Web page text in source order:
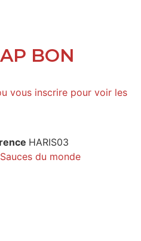
BON
vous inscrire pour voir les
HARIS03
Sauces du monde